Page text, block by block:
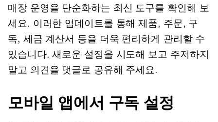
매장 운영을 단순화하는 최신 도구를 확인해 보
세요. 이러한 업데이트를 통해 제품, 주문, 구
독, 세금 계산서 등을 더욱 편리하게 관리할 수
있습니다. 새로운 설정을 시도해 보고 주저하지
말고 의견을 댓글로 공유해 주세요.
모바일 앱에서 구독 설정